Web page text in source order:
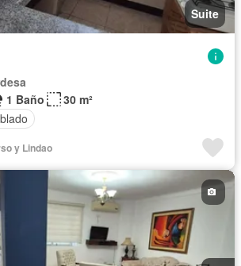
Suite
1 Baño
30 m²
y Lindao